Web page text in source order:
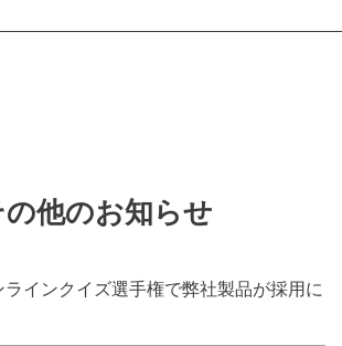
の他のお知らせ
ラインクイズ選手権で弊社製品が採用に